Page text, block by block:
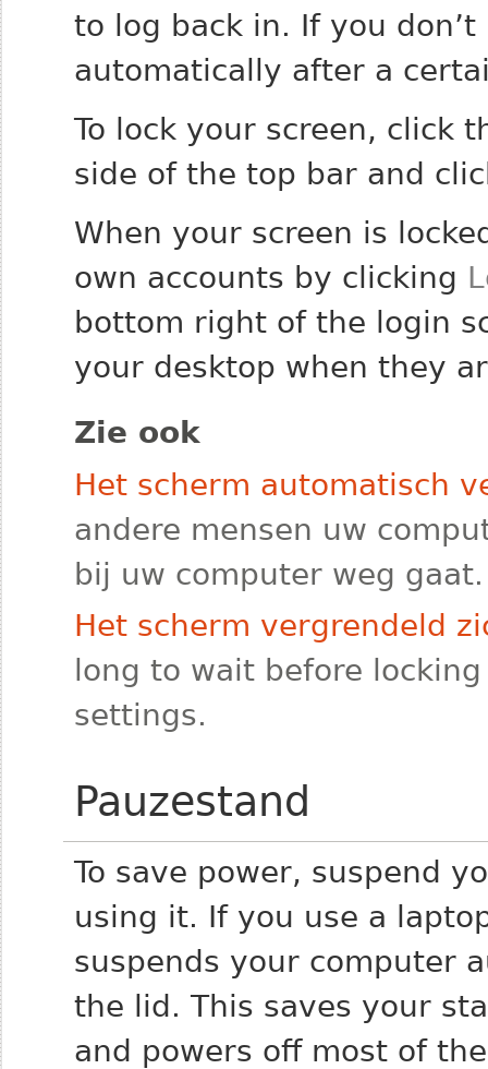
to log back in. If you
automatically after a
To lock your screen, click
side of the top bar and
When your screen is
own accounts by clicking
bottom right of the login
your desktop when they
Zie ook
Het scherm automatisch
andere mensen uw
bij uw computer weg gaat.
Het scherm vergrendeld
long to wait before
settings.
Pauzestand
To save power, suspend
using it. If you use a
suspends your computer
the lid. This saves your
and powers off most of